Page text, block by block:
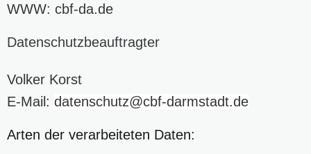
WWW: cbf-da.de
Datenschutzbeauftragter
Volker Korst
E-Mail: datenschutz@cbf-darmstadt.de
Arten der verarbeiteten Daten: